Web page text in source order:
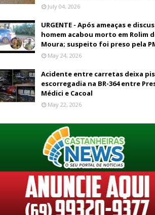
July 04, 2026
URGENTE - Após ameaças e
homem acabou morto em Rolim
Moura; suspeito foi preso pela
May 24, 2026
Acidente entre carretas deixa
escorregadia na BR-364 entre
Médici e Cacoal
May 22, 2026